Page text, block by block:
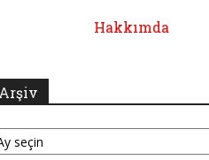
Hakkımda
Arşiv